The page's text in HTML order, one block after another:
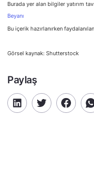
Burada yer alan bilgiler yatırım
Beyanı
Bu içerik hazırlanırken
Görsel kaynak: Shutterstock
Paylaş